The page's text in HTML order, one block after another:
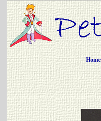
Home